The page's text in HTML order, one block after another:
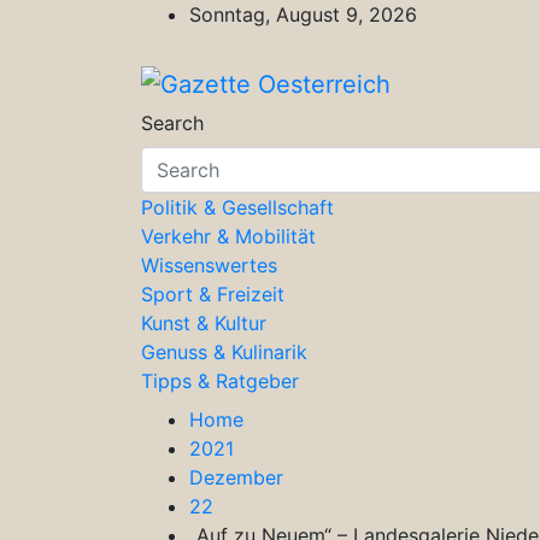
Sonntag, August 9, 2026
Gazette Oesterreich
Magazin für Freizeit, Politik, Kultur
Search
Politik & Gesellschaft
Verkehr & Mobilität
Wissenswertes
Sport & Freizeit
Kunst & Kultur
Genuss & Kulinarik
Tipps & Ratgeber
Home
2021
Dezember
22
„Auf zu Neuem“ – Landesgalerie